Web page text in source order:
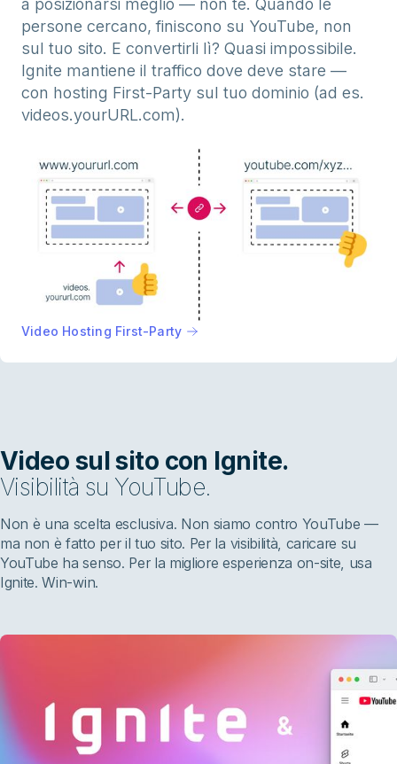
a posizionarsi meglio — non te. Quando le
persone cercano, finiscono su YouTube, non
sul tuo sito. E convertirli lì? Quasi impossibile.
Ignite mantiene il traffico dove deve stare —
con hosting First-Party sul tuo dominio (ad es.
videos.yourURL.com).
Video Hosting First-Party
Video sul sito con Ignite.
Visibilità su YouTube.
Non è una scelta esclusiva. Non siamo contro YouTube —
ma non è fatto per il tuo sito. Per la visibilità, caricare su
YouTube ha senso. Per la migliore esperienza on-site, usa
Ignite. Win-win.